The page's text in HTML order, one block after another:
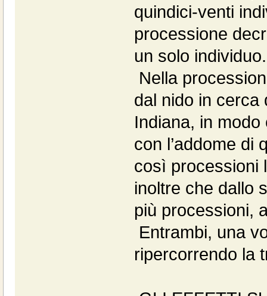
quindici-venti
processione
un solo individuo.
Nella
dal nido in cerca
Indiana, in modo
con l’addome di
così processioni
inoltre che dallo
più processioni,
Entrambi, una
ripercorrendo la